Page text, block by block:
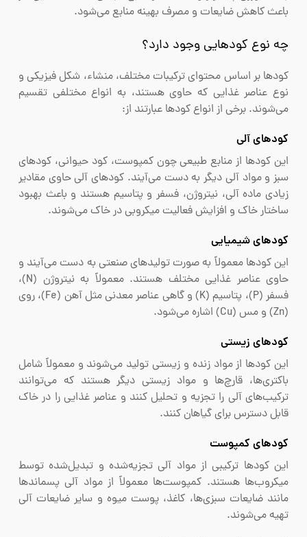
باعث کاهش ضایعات و مصرف بهینه منابع می‌شود.
چه نوع کودهایی وجود دارد؟
کودها بر اساس محتوای ترکیبات مختلف، منشاء، شکل فیزیکی و
نوع عناصر غذایی که حاوی هستند، به انواع مختلفی تقسیم
می‌شوند. برخی از انواع کودها عبارتند از:
کودهای آلی
این کودها از منابع طبیعی چون کمپوست، کود حیوانی، کودهای
سبز و مواد آلی دیگر به دست می‌آیند. کودهای آلی حاوی مقادیر
زیادی ماده آلی، نیتروژن، فسفر و پتاسیم هستند و باعث بهبود
ساختار خاک و افزایش فعالیت میکروبی در خاک می‌شوند.
کودهای شیمیایی
این کودها معمولاً به صورت تولیدهای صنعتی به دست می‌آیند و
حاوی عناصر غذایی مختلف هستند. معمولاً به نیتروژن (N)،
فسفر (P)، پتاسیم (K) و گاهی عناصر معدنی مثل آهن (Fe)، روی
(Zn) و مس (Cu) اشاره می‌شود.
کودهای زیستی
این کودها از مواد زنده و زیستی تولید می‌شوند و معمولاً شامل
باکتری‌ها، قارچ‌ها و مواد زیستی دیگر هستند که می‌توانند
ترکیب‌های آلی را تجزیه و تحلیل کنند و عناصر غذایی را در خاک
قابل دسترس برای گیاهان کنند.
کودهای کمپوست
این کودها ترکیبی از مواد آلی تجزیه‌شده و تبدیل‌شده توسط
میکروب‌ها هستند. کمپوست‌ها معمولاً از مواد آلی پسماندها
مانند ضایعات سبزی‌ها، کاغذ، پوست میوه و سایر ضایعات آلی
تهیه می‌شوند.